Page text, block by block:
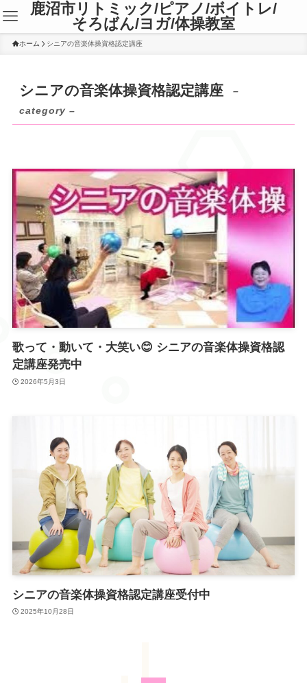
鹿沼市リトミック/ピアノ/ボイトレ/
そろばん/ヨガ/体操教室
ホーム シニアの音楽体操資格認定講座
シニアの音楽体操資格認定講座
–
category –
歌って・動いて・大笑い😊 シニアの音楽体操資格認
定講座発売中
2026年5月3日
シニアの音楽体操資格認定講座受付中
2025年10月28日